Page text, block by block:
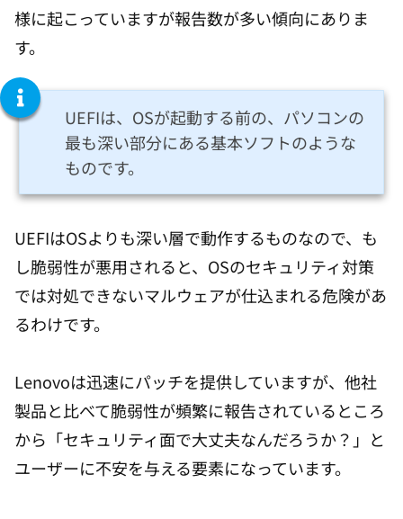
様に起こっていますが報告数が多い傾向にありま
す。
UEFIは、OSが起動する前の、パソコンの
最も深い部分にある基本ソフトのような
ものです。
UEFIはOSよりも深い層で動作するものなので、も
し脆弱性が悪用されると、OSのセキュリティ対策
では対処できないマルウェアが仕込まれる危険があ
るわけです。
Lenovoは迅速にパッチを提供していますが、他社
製品と比べて脆弱性が頻繁に報告されているところ
から「セキュリティ面で大丈夫なんだろうか？」と
ユーザーに不安を与える要素になっています。